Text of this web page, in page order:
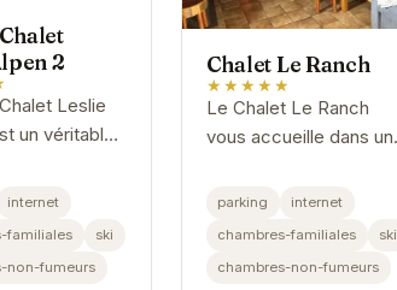
2
Leslie
un véritable
Son
de...
internet
familiales
ski
non-fumeurs
Chalet Le Ranch
★★★★★
Le Chalet Le Ranch
vous accueille dans un
des Deux Alpes. Avec
parking
internet
chambres-familiales
ski
chambres-non-fumeurs